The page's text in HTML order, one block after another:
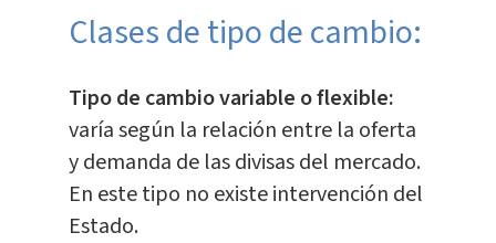
​Clases de tipo de cambio:
Tipo de cambio variable o flexible:
varía según la relación entre la oferta
y demanda de las divisas del mercado.
En este tipo no existe intervención del
Estado.